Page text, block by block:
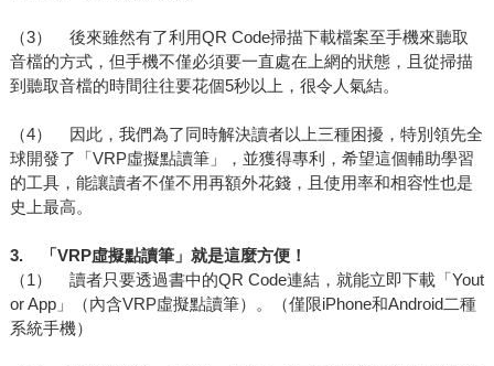
（3） 後來雖然有了利用QR Code掃描下載檔案至手機來聽取
音檔的方式，但手機不僅必須要一直處在上網的狀態，且從掃描
到聽取音檔的時間往往要花個5秒以上，很令人氣結。
（4） 因此，我們為了同時解決讀者以上三種困擾，特別領先全
球開發了「VRP虛擬點讀筆」，並獲得專利，希望這個輔助學習
的工具，能讓讀者不僅不用再額外花錢，且使用率和相容性也是
史上最高。
3.
「VRP虛擬點讀筆」就是這麼方便！
（1） 讀者只要透過書中的QR Code連結，就能立即下載「Yout
or App」（內含VRP虛擬點讀筆）。（僅限iPhone和Android二種
系統手機）